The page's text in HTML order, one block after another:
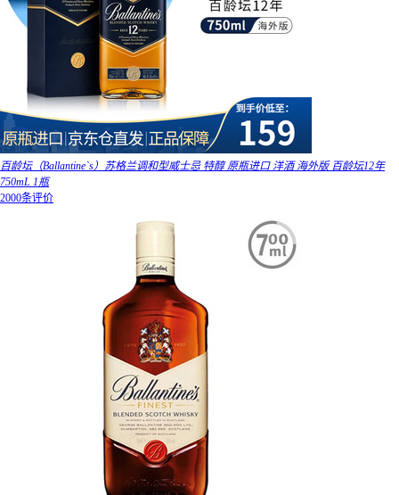
百龄坛（Ballantine`s）苏格兰调和型威士忌 特醇 原瓶进口 洋酒 海外版 百龄坛12年
750mL 1瓶
2000条评价